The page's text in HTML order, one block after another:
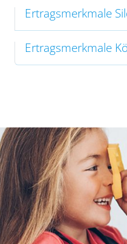
Ertragsmerkmale
Ertragsmerkmale